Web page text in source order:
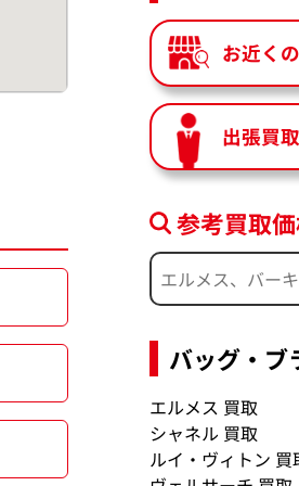
お近く
出張買
参考買取
バッグ・ブ
エルメス 買取
シャネル 買取
ルイ・ヴィトン 買